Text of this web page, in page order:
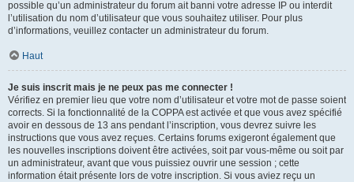
possible qu’un administrateur du forum ait banni votre adresse IP ou interdit
l’utilisation du nom d’utilisateur que vous souhaitez utiliser. Pour plus
d’informations, veuillez contacter un administrateur du forum.
Haut
Je suis inscrit mais je ne peux pas me connecter !
Vérifiez en premier lieu que votre nom d’utilisateur et votre mot de passe soient
corrects. Si la fonctionnalité de la COPPA est activée et que vous avez spécifié
avoir en dessous de 13 ans pendant l’inscription, vous devrez suivre les
instructions que vous avez reçues. Certains forums exigeront également que
les nouvelles inscriptions doivent être activées, soit par vous-même ou soit par
un administrateur, avant que vous puissiez ouvrir une session ; cette
information était présente lors de votre inscription. Si vous aviez reçu un